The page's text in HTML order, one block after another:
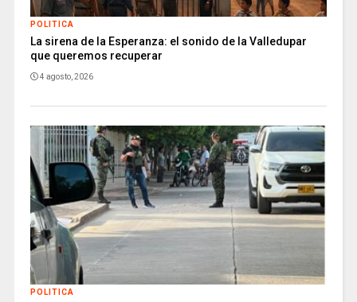
POLITICA
La sirena de la Esperanza: el sonido de la Valledupar
que queremos recuperar
4 agosto, 2026
POLITICA